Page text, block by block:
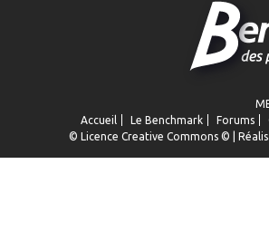
Accueil
Le Benchmark Forums
© Licence Creative Commons © |